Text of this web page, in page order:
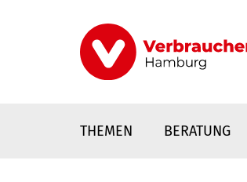
THEMEN BERATUNG